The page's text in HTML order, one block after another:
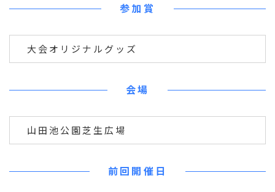
参加賞
大会オリジナルグッズ
会場
山田池公園芝生広場
前回開催日